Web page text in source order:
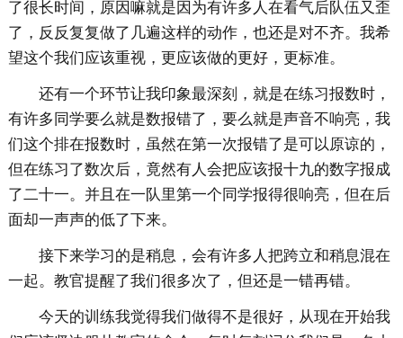
了很长时间，原因嘛就是因为有许多人在看气后队伍又歪
了，反反复复做了几遍这样的动作，也还是对不齐。我希
望这个我们应该重视，更应该做的更好，更标准。
还有一个环节让我印象最深刻，就是在练习报数时，
有许多同学要么就是数报错了，要么就是声音不响亮，我
们这个排在报数时，虽然在第一次报错了是可以原谅的，
但在练习了数次后，竟然有人会把应该报十九的数字报成
了二十一。并且在一队里第一个同学报得很响亮，但在后
面却一声声的低了下来。
接下来学习的是稍息，会有许多人把跨立和稍息混在
一起。教官提醒了我们很多次了，但还是一错再错。
今天的训练我觉得我们做得不是很好，从现在开始我